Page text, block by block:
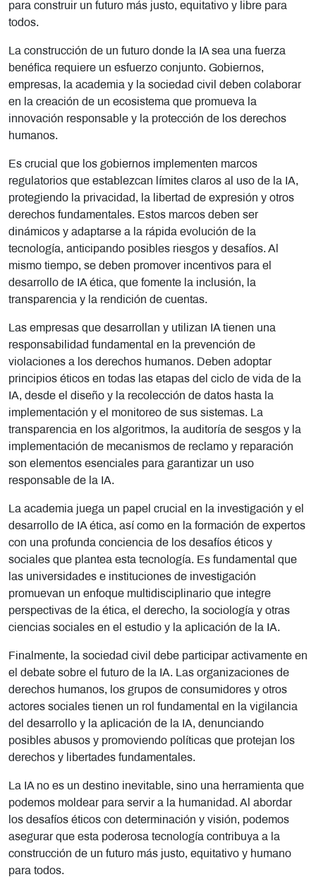
para construir un futuro más justo, equitativo y libre para
todos.
La construcción de un futuro donde la IA sea una fuerza
benéfica requiere un esfuerzo conjunto. Gobiernos,
empresas, la academia y la sociedad civil deben colaborar
en la creación de un ecosistema que promueva la
innovación responsable y la protección de los derechos
humanos.
Es crucial que los gobiernos implementen marcos
regulatorios que establezcan límites claros al uso de la IA,
protegiendo la privacidad, la libertad de expresión y otros
derechos fundamentales. Estos marcos deben ser
dinámicos y adaptarse a la rápida evolución de la
tecnología, anticipando posibles riesgos y desafíos. Al
mismo tiempo, se deben promover incentivos para el
desarrollo de IA ética, que fomente la inclusión, la
transparencia y la rendición de cuentas.
Las empresas que desarrollan y utilizan IA tienen una
responsabilidad fundamental en la prevención de
violaciones a los derechos humanos. Deben adoptar
principios éticos en todas las etapas del ciclo de vida de la
IA, desde el diseño y la recolección de datos hasta la
implementación y el monitoreo de sus sistemas. La
transparencia en los algoritmos, la auditoría de sesgos y la
implementación de mecanismos de reclamo y reparación
son elementos esenciales para garantizar un uso
responsable de la IA.
La academia juega un papel crucial en la investigación y el
desarrollo de IA ética, así como en la formación de expertos
con una profunda conciencia de los desafíos éticos y
sociales que plantea esta tecnología. Es fundamental que
las universidades e instituciones de investigación
promuevan un enfoque multidisciplinario que integre
perspectivas de la ética, el derecho, la sociología y otras
ciencias sociales en el estudio y la aplicación de la IA.
Finalmente, la sociedad civil debe participar activamente en
el debate sobre el futuro de la IA. Las organizaciones de
derechos humanos, los grupos de consumidores y otros
actores sociales tienen un rol fundamental en la vigilancia
del desarrollo y la aplicación de la IA, denunciando
posibles abusos y promoviendo políticas que protejan los
derechos y libertades fundamentales.
La IA no es un destino inevitable, sino una herramienta que
podemos moldear para servir a la humanidad. Al abordar
los desafíos éticos con determinación y visión, podemos
asegurar que esta poderosa tecnología contribuya a la
construcción de un futuro más justo, equitativo y humano
para todos.